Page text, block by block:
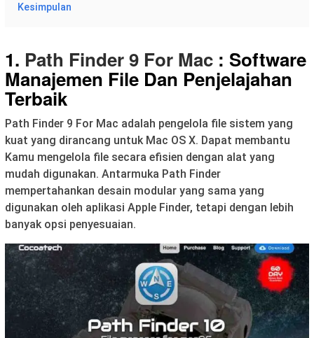
Kesimpulan
1. Path Finder 9 For Mac : Software
Manajemen File Dan Penjelajahan
Terbaik
Path Finder 9 For Mac adalah pengelola file sistem yang
kuat yang dirancang untuk Mac OS X. Dapat membantu
Kamu mengelola file secara efisien dengan alat yang
mudah digunakan. Antarmuka Path Finder
mempertahankan desain modular yang sama yang
digunakan oleh aplikasi Apple Finder, tetapi dengan lebih
banyak opsi penyesuaian.